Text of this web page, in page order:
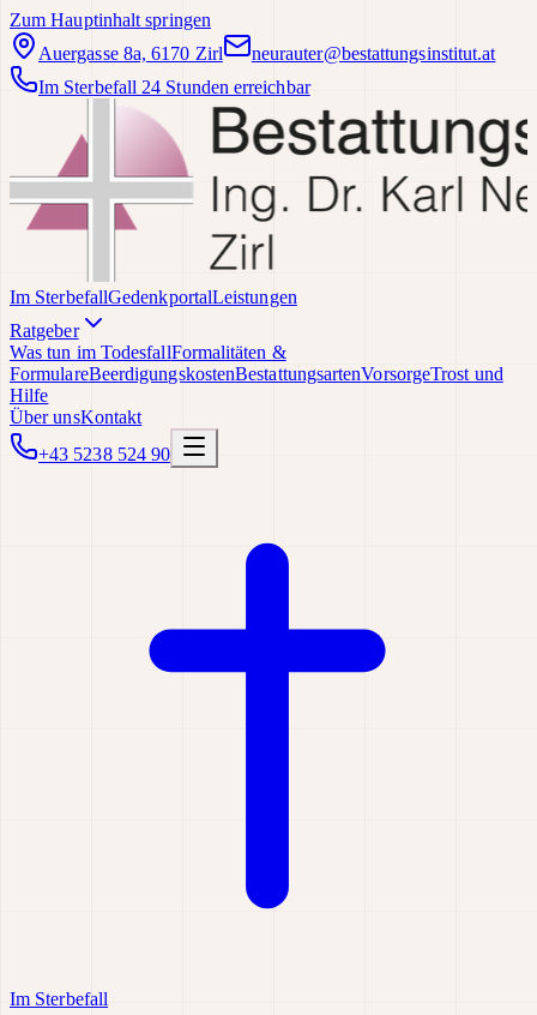
Zum Hauptinhalt springen
Auergasse 8a, 6170 Zirl
neurauter@bestattungsinstitut.at
Im Sterbefall 24 Stunden erreichbar
Im SterbefallGedenkportalLeistungen
Ratgeber
Was tun im TodesfallFormalitäten &
FormulareBeerdigungskostenBestattungsartenVorsorgeTrost und
Hilfe
Über unsKontakt
+43 5238 524 90
Im Sterbefall